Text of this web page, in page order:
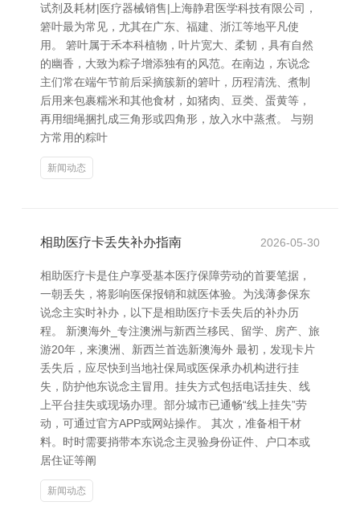
试剂及耗材|医疗器械销售|上海静君医学科技有限公司，
箬叶最为常见，尤其在广东、福建、浙江等地平凡使
用。 箬叶属于禾本科植物，叶片宽大、柔韧，具有自然
的幽香，大致为粽子增添独有的风范。在南边，东说念
主们常在端午节前后采摘簇新的箬叶，历程清洗、煮制
后用来包裹糯米和其他食材，如猪肉、豆类、蛋黄等，
再用细绳捆扎成三角形或四角形，放入水中蒸煮。 与朔
方常用的粽叶
新闻动态
相助医疗卡丢失补办指南 2026-05-30
相助医疗卡是住户享受基本医疗保障劳动的首要笔据，
一朝丢失，将影响医保报销和就医体验。为浅薄参保东
说念主实时补办，以下是相助医疗卡丢失后的补办历
程。 新澳海外_专注澳洲与新西兰移民、留学、房产、旅
游20年，来澳洲、新西兰首选新澳海外 最初，发现卡片
丢失后，应尽快到当地社保局或医保承办机构进行挂
失，防护他东说念主冒用。挂失方式包括电话挂失、线
上平台挂失或现场办理。部分城市已通畅“线上挂失”劳
动，可通过官方APP或网站操作。 其次，准备相干材
料。时时需要捎带本东说念主灵验身份证件、户口本或
居住证等阐
新闻动态